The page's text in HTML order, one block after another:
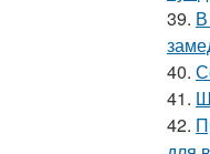
39.
40.
41.
42.